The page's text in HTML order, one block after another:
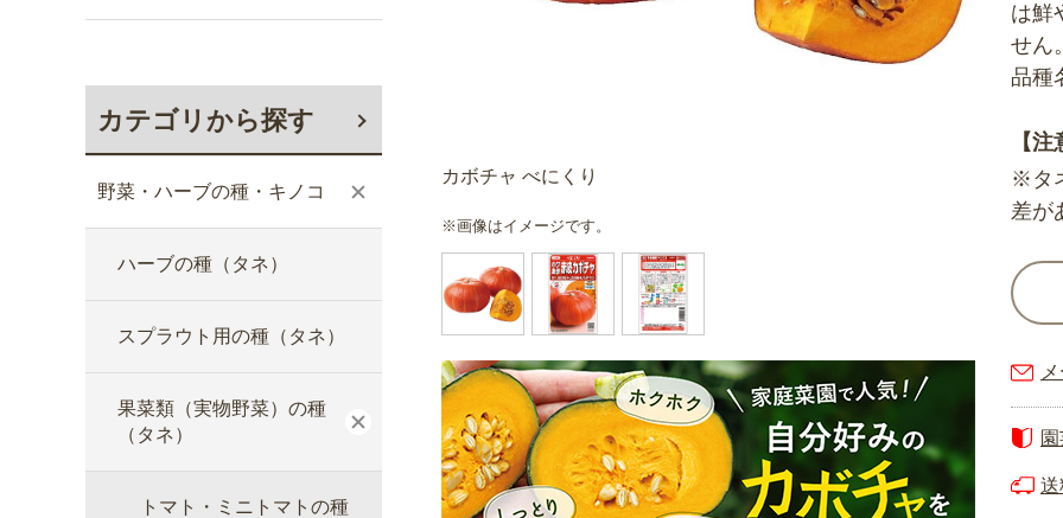
カテゴリから探す
野菜・ハーブの種・キノコ
ハーブの種（タネ）
スプラウト用の種（タネ）
果菜類（実物野菜）の種
（タネ）
トマト・ミニトマトの種
カボチャ べにくり
※画像はイメージです。
は鮮
せん
品種
【
※タ
差が
送